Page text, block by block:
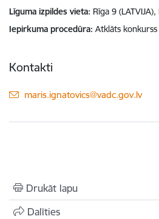
Līguma izpildes vieta Rīga 9
Iepirkuma procedūra Atklāts konkurss
Kontakti
E-pasts:
maris.ignatovics@vadc.gov.lv
Drukāt lapu
Dalīties